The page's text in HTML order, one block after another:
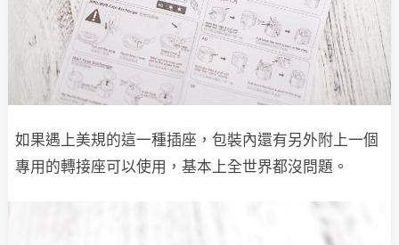
如果遇上美規的這一種插座，包裝內還有另外附上一個
專用的轉接座可以使用，基本上全世界都沒問題。